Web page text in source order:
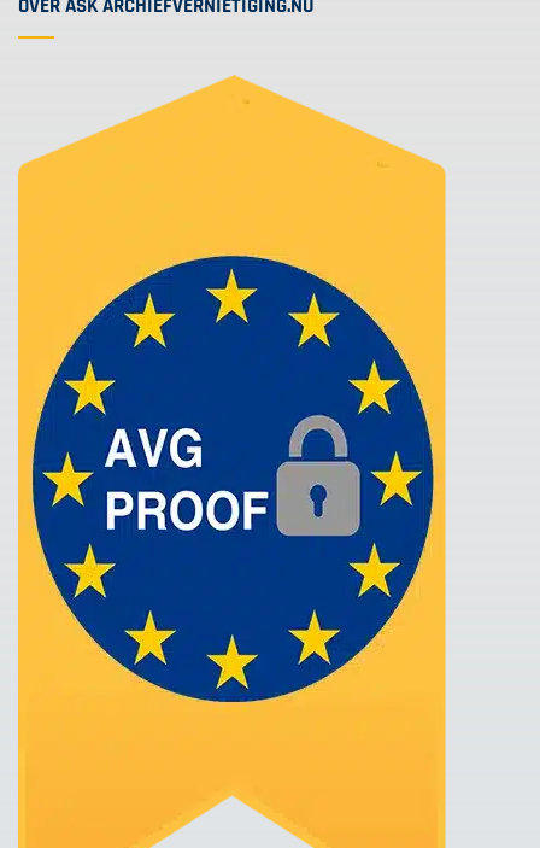
OVER ASK ARCHIEFVERNIETIGING.NU